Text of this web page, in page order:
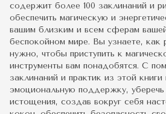
содержит более 100 заклинаний и
обеспечить магическую и
вашим близким и всем сферам
беспокойном мире. Вы узнаете, как
нужно, чтобы приступить к
инструменты вам понадобятся. С
заклинаний и практик из этой
эмоциональную поддержку,
истощения, создав вокруг себя